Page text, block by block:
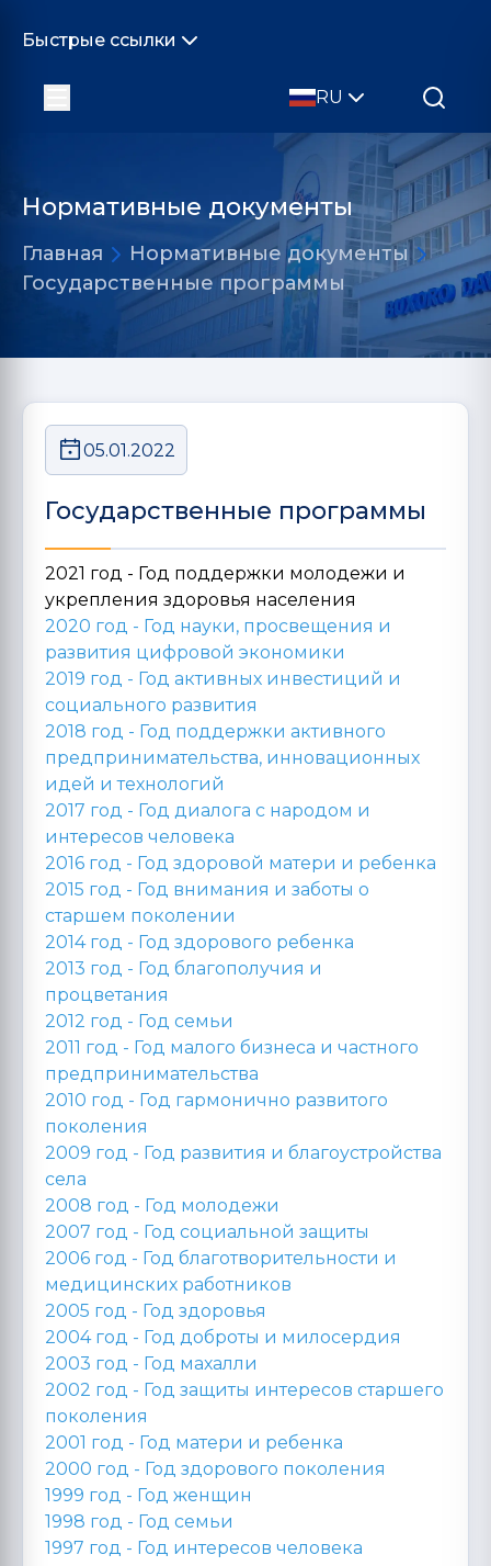
Быстрые ссылки
RU
Нормативные документы
Главная
Нормативные документы
Государственные программы
05.01.2022
Государственные программы
2021 год - Год поддержки молодежи и
укрепления здоровья населения
2020 год - Год науки, просвещения и
развития цифровой экономики
2019 год - Год активных инвестиций и
социального развития
2018 год - Год поддержки активного
предпринимательства, инновационных
идей и технологий
2017 год - Год диалога с народом и
интересов человека
2016 год - Год здоровой матери и ребенка
2015 год - Год внимания и заботы о
старшем поколении
2014 год - Год здорового ребенка
2013 год - Год благополучия и
процветания
2012 год - Год семьи
2011 год - Год малого бизнеса и частного
предпринимательства
2010 год - Год гармонично развитого
поколения
2009 год - Год развития и благоустройства
села
2008 год - Год молодежи
2007 год - Год социальной защиты
2006 год - Год благотворительности и
медицинских работников
2005 год - Год здоровья
2004 год - Год доброты и милосердия
2003 год - Год махалли
2002 год - Год защиты интересов старшего
поколения
2001 год - Год матери и ребенка
2000 год - Год здорового поколения
1999 год - Год женщин
1998 год - Год семьи
1997 год - Год интересов человека